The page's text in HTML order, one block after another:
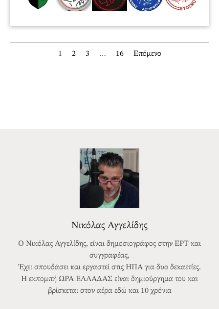
1 2 3 … 16 Επόμενο
Νικόλας Αγγελίδης
Ο Νικόλας Αγγελίδης, είναι δημοσιογράφος στην ΕΡΤ και
συγγραφέας,
Έχει σπουδάσει και εργαστεί στις ΗΠΑ για δυο δεκαετίες.
Η εκπομπή ΩΡΑ ΕΛΛΑΔΑΣ είναι δημιούργημα του και
βρίσκεται στον αέρα εδώ και 10 χρόνια